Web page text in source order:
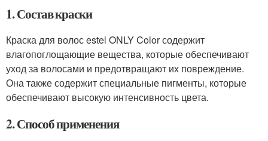
1. Состав краски
Краска для волос estel ONLY Color содержит
влагопоглощающие вещества, которые обеспечивают
уход за волосами и предотвращают их повреждение.
Она также содержит специальные пигменты, которые
обеспечивают высокую интенсивность цвета.
2. Способ применения